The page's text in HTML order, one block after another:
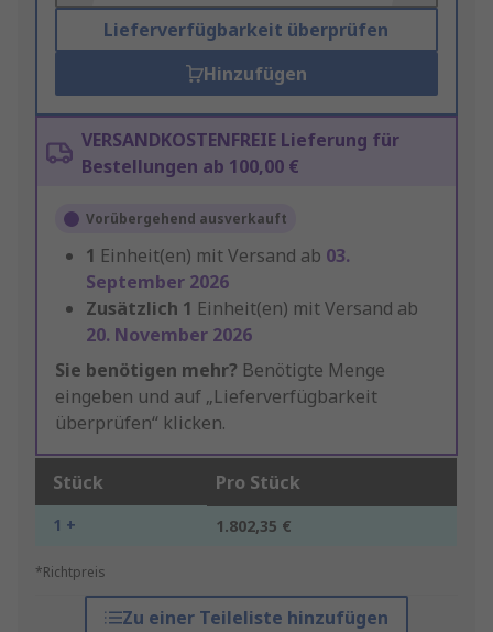
Lieferverfügbarkeit überprüfen
Hinzufügen
VERSANDKOSTENFREIE Lieferung für
Bestellungen ab 100,00 €
Vorübergehend ausverkauft
1 Einheit(en) mit Versand ab 03.
September 2026
Zusätzlich 1 Einheit(en) mit Versand ab
20. November 2026
Sie benötigen mehr? Benötigte Menge
eingeben und auf „Lieferverfügbarkeit
überprüfen“ klicken.
Stück Pro Stück
1 + 1.802,35 €
*Richtpreis
Zu einer Teileliste hinzufügen